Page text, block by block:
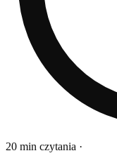
20 min czytania ·